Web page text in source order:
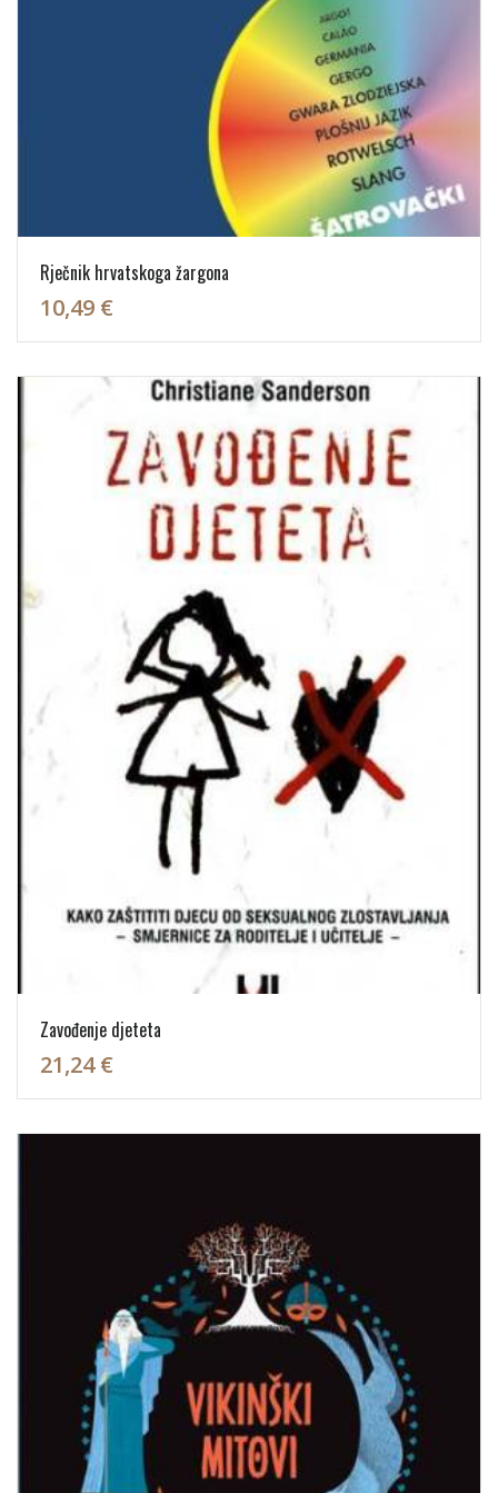
Rječnik hrvatskoga žargona
10,49 €
Zavođenje djeteta
21,24 €